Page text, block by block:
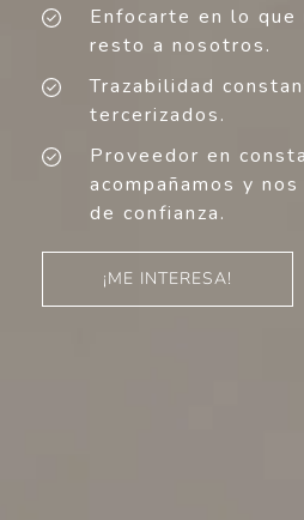
Enfocarte en lo
resto a nosotros.
Trazabilidad
tercerizados.
Proveedor en
acompañamos y
de confianza.
¡ME INTERESA!